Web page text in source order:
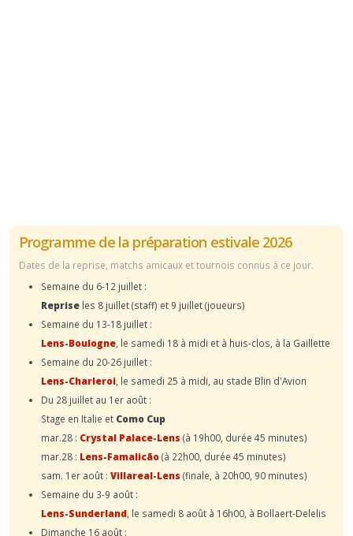
Programme de la préparation estivale 2026
Dates de la reprise, matchs amicaux et tournois connus à ce jour.
Semaine du 6-12 juillet :
Reprise les 8 juillet (staff) et 9 juillet (joueurs)
Semaine du 13-18 juillet :
Lens-Boulogne , le samedi 18 à midi et à huis-clos, à la Gaillette
Semaine du 20-26 juillet :
Lens-Charleroi , le samedi 25 à midi, au stade Blin d'Avion
Du 28 juillet au 1er août :
Stage en Italie et Como Cup
mar.28 : Crystal Palace-Lens (à 19h00, durée 45 minutes)
mar.28 : Lens-Famalicão(à 22h00, durée 45 minutes)
sam. 1er août : Villareal-Lens (finale, à 20h00, 90 minutes)
Semaine du 3-9 août :
Lens-Sunderland , le samedi 8 août à 16h00, à Bollaert-Delelis
Dimanche 16 août :